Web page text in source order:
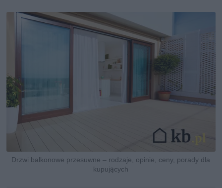
Drzwi balkonowe przesuwne – rodzaje, opinie, ceny, porady dla
kupujących